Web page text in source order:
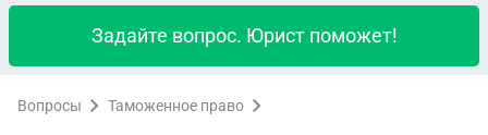
Задайте вопрос. Юрист поможет!
Вопросы Таможенное право